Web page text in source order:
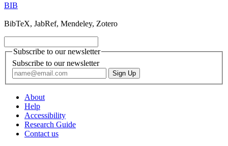
BIB
BibTeX, JabRef, Mendeley, Zotero
Subscribe to our newsletter
Subscribe to our newsletter
About
Help
Accessibility
Research Guide
Contact us